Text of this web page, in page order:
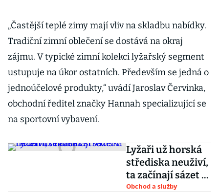
„Častější teplé zimy mají vliv na skladbu nabídky.
Tradiční zimní oblečení se dostává na okraj
zájmu. V typické zimní kolekci lyžařský segment
ustupuje na úkor ostatních. Především se jedná o
jednoúčelové produkty,“ uvádí Jaroslav Červinka,
obchodní ředitel značky Hannah specializující se
na sportovní vybavení.
Lyžaři už horská
střediska neuživí,
ta začínají sázet i
na letní sezónu
Obchod a služby